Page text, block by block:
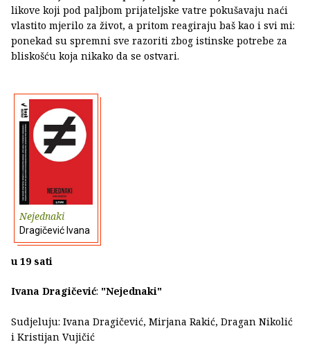
likove koji pod paljbom prijateljske vatre pokušavaju naći
vlastito mjerilo za život, a pritom reagiraju baš kao i svi mi:
ponekad su spremni sve razoriti zbog istinske potrebe za
bliskošću koja nikako da se ostvari.
Nejednaki
Dragičević Ivana
u 19 sati
Ivana Dragičević: "Nejednaki"
Sudjeluju: Ivana Dragičević, Mirjana Rakić, Dragan Nikolić
i Kristijan Vujičić